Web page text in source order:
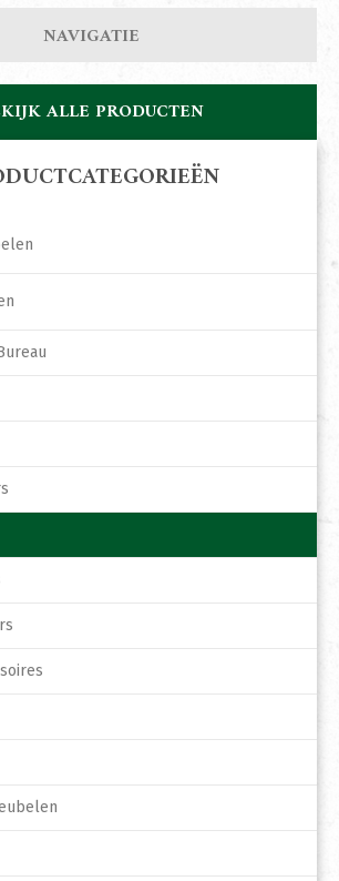
NAVIGATIE
ALLE PRODUCTEN